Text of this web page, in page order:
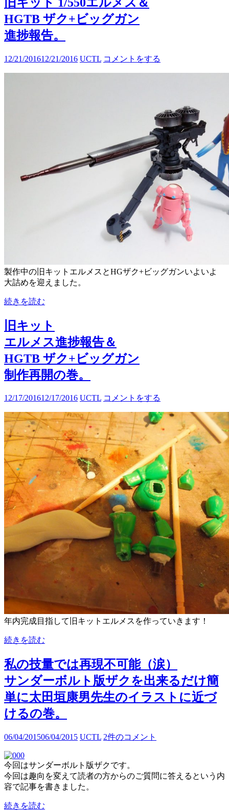
HGTB ザク+ビッグガン
進捗報告。
12/21/201612/21/2016 UCTL コメントをする
製作中の旧キットエルメスとHGザク+ビッグガンいよいよ
大詰めを迎えました。
続きを読む
旧キット
エルメス進捗報告＆
HGTB ザク+ビッグガン
制作再開の巻。
12/17/201612/17/2016 UCTL コメントをする
年内完成目指して旧キットエルメスを作っていきます！
続きを読む
私の技量では再現不可能（涙）
サンダーボルト版ザクを出来るだけ簡
単に太田垣康男先生のイラストに近づ
けるの巻。
06/04/201506/04/2015 UCTL 2件のコメント
今回はサンダーボルト版ザクです。
今回は趣向を変えて読者の方からのご質問に答えるという内
容で記事を書きました。
続きを読む